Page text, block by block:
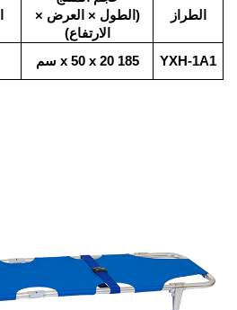
الطراز
(الطول × العرض ×
الارتفاع)
YXH-1A1 185 x 50 x 20 سم